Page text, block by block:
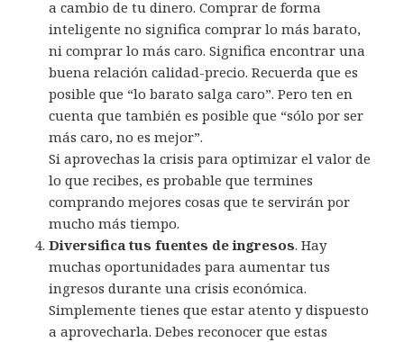
a cambio de tu dinero. Comprar de forma
inteligente no significa comprar lo más barato,
ni comprar lo más caro. Significa encontrar una
buena relación calidad-precio. Recuerda que es
posible que “lo barato salga caro”. Pero ten en
cuenta que también es posible que “sólo por ser
más caro, no es mejor”.
Si aprovechas la crisis para optimizar el valor de
lo que recibes, es probable que termines
comprando mejores cosas que te servirán por
mucho más tiempo.
Diversifica tus fuentes de ingresos. Hay
muchas oportunidades para aumentar tus
ingresos durante una crisis económica.
Simplemente tienes que estar atento y dispuesto
a aprovecharla. Debes reconocer que estas